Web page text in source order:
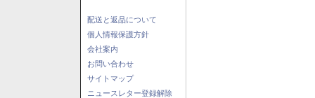
配送と返品について
個人情報保護方針
会社案内
お問い合わせ
サイトマップ
ニュースレター登録解除